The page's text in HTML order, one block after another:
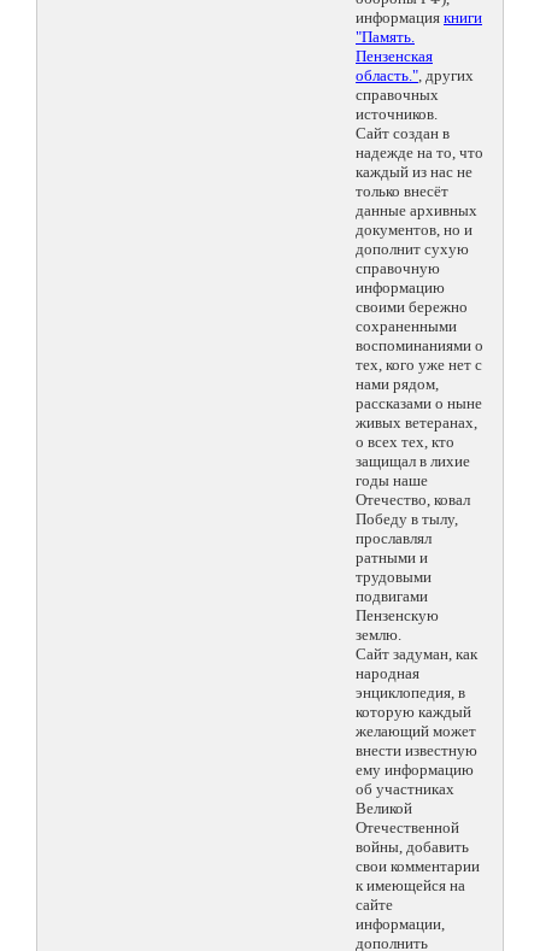
информация книги
"Память.
Пензенская
область.", других
справочных
источников.
Сайт создан в
надежде на то, что
каждый из нас не
только внесёт
данные архивных
документов, но и
дополнит сухую
справочную
информацию
своими бережно
сохраненными
воспоминаниями о
тех, кого уже нет с
нами рядом,
рассказами о ныне
живых ветеранах,
о всех тех, кто
защищал в лихие
годы наше
Отечество, ковал
Победу в тылу,
прославлял
ратными и
трудовыми
подвигами
Пензенскую
землю.
Сайт задуман, как
народная
энциклопедия, в
которую каждый
желающий может
внести известную
ему информацию
об участниках
Великой
Отечественной
войны, добавить
свои комментарии
к имеющейся на
сайте
информации,
дополнить